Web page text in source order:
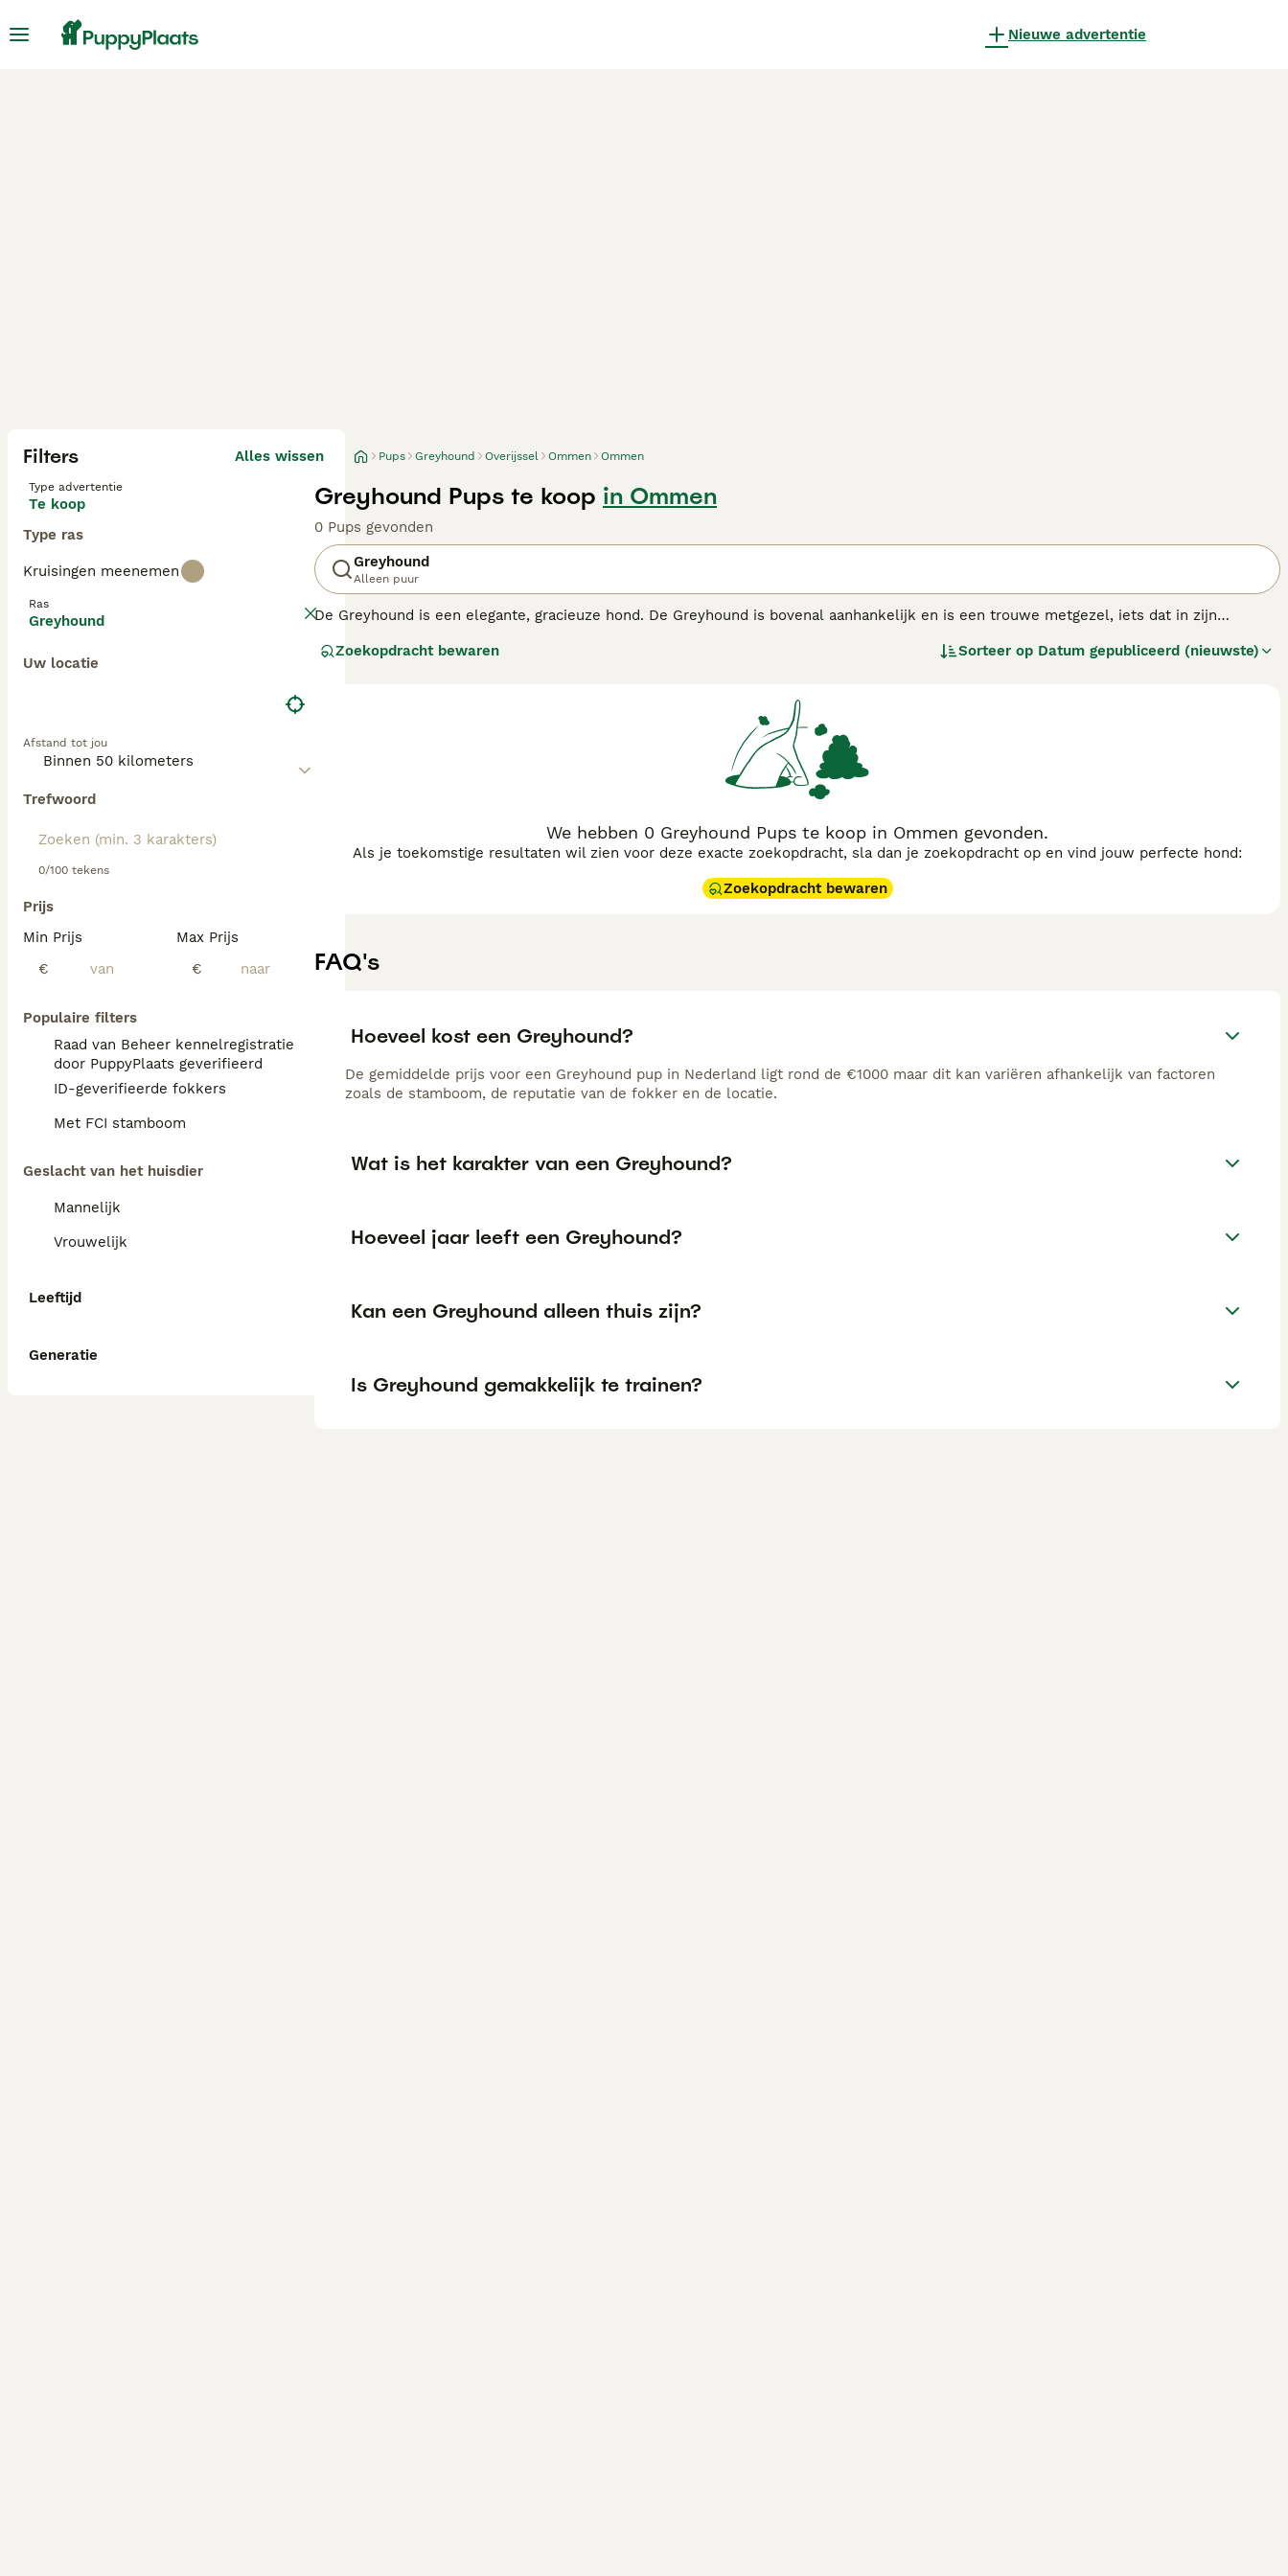
Nieuwe advertentie
Filters Alles wissen
Type advertentie
Te koop
Type ras
Kruisingen meenemen
Ras
Greyhound
Uw locatie
Afstand tot jou
Trefwoord
0/100 tekens
Prijs
Min Prijs
€
Max Prijs
€
Populaire filters
Raad van Beheer kennelregistratie
door PuppyPlaats geverifieerd
ID-geverifieerde fokkers
Met FCI stamboom
Geslacht van het huisdier
Mannelijk
Vrouwelijk
Leeftijd
Generatie
Pups Greyhound Overijssel Ommen Ommen
Greyhound Pups te koop in Ommen
0 Pups gevonden
Greyhound
Alleen puur
De Greyhound is een elegante, gracieuze hond. De Greyhound is bovenal aanhankelijk en is een trouwe metgezel, iets dat in zijn
gezinsleden ontwikkelt, derhalve is de greyhound erg gevoelig aangelegd: een lichte stemverheffing brengt de hond al uit zijn element.
voor informatie over dit hondenras.
Zoekopdracht bewaren Sorteer op Datum gepubliceerd (nieuwste)
We hebben 0 Greyhound Pups te koop in Ommen gevonden.
Als je toekomstige resultaten wil zien voor deze exacte zoekopdracht, sla dan je zoekopdracht op en vind jouw perfecte hond:
Zoekopdracht bewaren
FAQ's
Hoeveel kost een Greyhound?
De gemiddelde prijs voor een Greyhound pup in Nederland ligt rond de €1000 maar dit kan variëren afhankelijk van factoren
zoals de stamboom, de reputatie van de fokker en de locatie.
Wat is het karakter van een Greyhound?
Hoeveel jaar leeft een Greyhound?
Kan een Greyhound alleen thuis zijn?
Is Greyhound gemakkelijk te trainen?